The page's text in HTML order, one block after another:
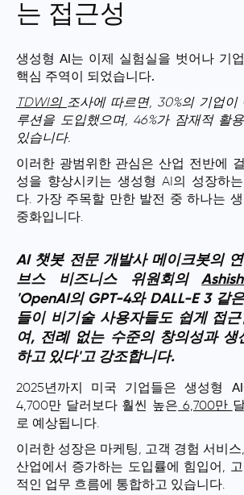
는 접근성
생성형 AI는 이제 실험실을 벗어나 기
핵심 주역이 되었습니다.
TDWI의 조사에 따르면, 30%의 기업이
루션을 도입했으며, 46%가 잠재적 활
있습니다.
이러한 광범위한 관심은 산업 전반에
성을 향상시키는 생성형 AI의 성장하
다. 가장 주목할 만한 발전 중 하나는
중화입니다.
AI 챗봇 전문 개발사 메이크봇의
브스 비즈니스 위원회의
'OpenAI의 GPT-4와 DALL-E 3 같
들이 비기술 사용자들도 쉽게 접
여, 전례 없는 수준의 창의성과 생
하고 있다'고 강조합니다.
2025년까지 미국 기업들은생성형 AI
4,700만 달러보다 훨씬 높은 6,700만
로 예상됩니다.
이러한 성장은 마케팅, 고객 경험 서비
산업에서 증가하는 도입률에 힘입어,
적인 업무 흐름에 통합하고 있습니다.